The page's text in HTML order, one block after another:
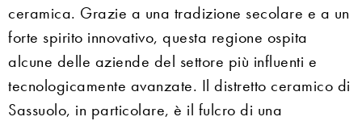
ceramica. Grazie a una tradizione secolare e a un
forte spirito innovativo, questa regione ospita
alcune delle aziende del settore più influenti e
tecnologicamente avanzate. Il distretto ceramico di
Sassuolo, in particolare, è il fulcro di una